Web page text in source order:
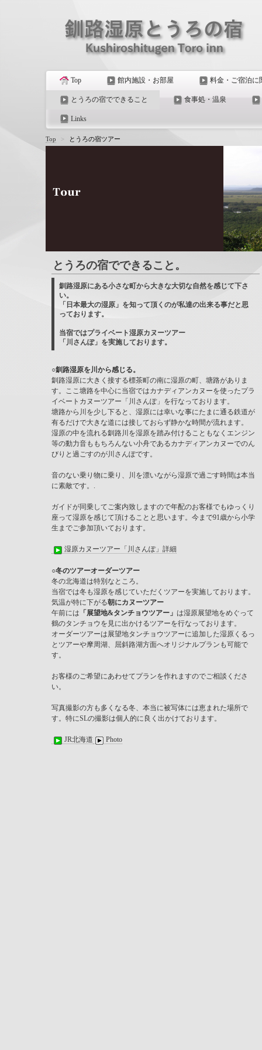
Top 館内施設・お部屋 料金・ご宿泊に
とうろの宿でできること 食事処・温泉
Links
Top > とうろの宿ツアー
とうろの宿でできること。
釧路湿原にある小さな町から大きな大切な自然を感じて下さ
い。
「日本最大の湿原」を知って頂くのが私達の出来る事だと思
っております。
当宿ではプライベート湿原カヌーツアー
「川さんぽ」を実施しております。
○釧路湿原を川から感じる。
釧路湿原に大きく接する標茶町の南に湿原の町、塘路がありま
す。ここ塘路を中心に当宿ではカナディアンカヌーを使ったプラ
イベートカヌーツアー「川さんぽ」を行なっております。
塘路から川を少し下ると、湿原には幸いな事にたまに通る鉄道が
有るだけで大きな道には接しておらず静かな時間が流れます。
湿原の中を流れる釧路川を湿原を踏み付けることもなくエンジン
等の動力音ももちろんない小舟であるカナディアンカヌーでのん
びりと過ごすのが川さんぽです。
音のない乗り物に乗り、川を漂いながら湿原で過ごす時間は本当
に素敵です。.
ガイドが同乗してご案内致しますので年配のお客様でもゆっくり
座って湿原を感じて頂けることと思います。今まで91歳から小学
生までご参加頂いております。
湿原カヌーツアー「川さんぽ」詳細
○冬のツアーオーダーツアー
冬の北海道は特別なところ。
当宿では冬も湿原を感じていただくツアーを実施しております。
気温が特に下がる朝にカヌーツアー
午前には 「展望地&タンチョウツアー」 は湿原展望地をめぐって
鶴のタンチョウを見に出かけるツアーを行なっております。
オーダーツアーは展望地タンチョウツアーに追加した湿原くるっ
とツアーや摩周湖、屈斜路湖方面へオリジナルプランも可能で
す。
お客様のご希望にあわせてプランを作れますのでご相談くださ
い。
写真撮影の方も多くなる冬、本当に被写体には恵まれた場所で
す。特にSLの撮影は個人的に良く出かけております。
JR北海道 Photo